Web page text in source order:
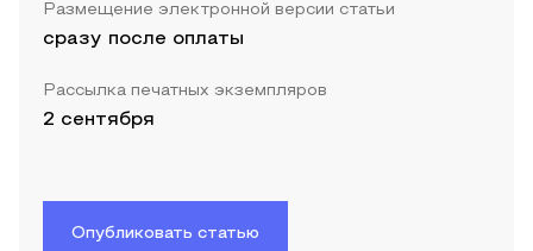
Размещение электронной версии статьи
сразу после оплаты
Рассылка печатных экземпляров
2 сентября
Опубликовать статью